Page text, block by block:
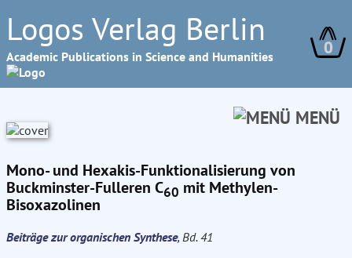
Logos Verlag Berlin
Academic Publications in Science and Humanities 0
MENÜ
Mono- und Hexakis-Funktionalisierung von
Buckminster-Fulleren C60 mit Methylen-
Bisoxazolinen
Beiträge zur organischen Synthese, Bd. 41